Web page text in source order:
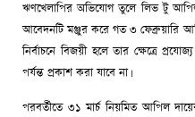
ঋণখেলাপির অভিযোগ তুলে লিভ টু
আবেদনটি মঞ্জুর করে গত ৩ ফেব্রুয়ারি
নির্বাচনে বিজয়ী হলে তার ক্ষেত্রে
পর্যন্ত প্রকাশ করা যাবে না।
পরবর্তীতে ৩১ মার্চ নিয়মিত আপিল